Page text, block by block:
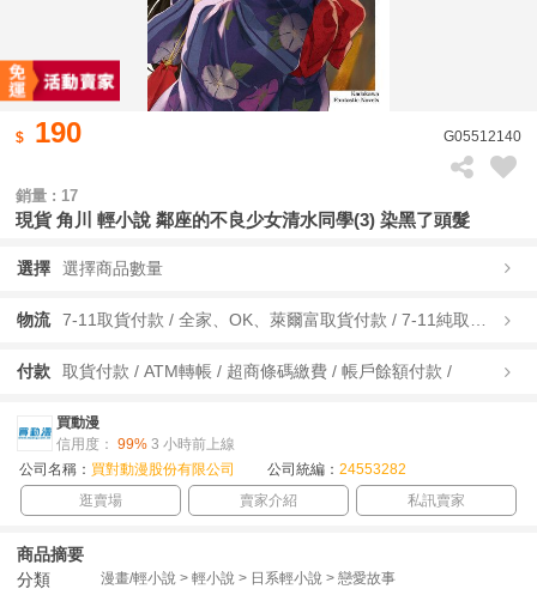
190 G05512140
銷量 : 17
現貨 角川 輕小說 鄰座的不良少女清水同學(3) 染黑了頭髮
選擇 選擇商品數量
物流
付款 取貨付款 / ATM轉帳 / 超商條碼繳費 / 帳戶餘額付款 /
買動漫
信用度： 99% 3 小時前上線
公司名稱： 買對動漫股份有限公司 公司統編： 24553282
逛賣場
賣家介紹 私訊賣家
商品摘要
分類
漫畫/輕小說 > 輕小說 > 日系輕小說 > 戀愛故事